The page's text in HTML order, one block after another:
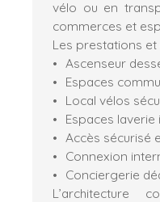
vélo ou en
commerces et
Les prestations
Ascenseur
Espaces
Local vélos
Espaces laverie
Accès sécurisé
Connexion
Conciergerie
L’architecture